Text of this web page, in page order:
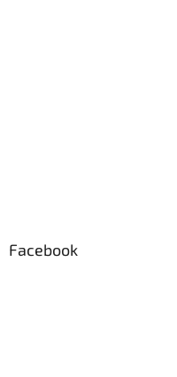
Facebook